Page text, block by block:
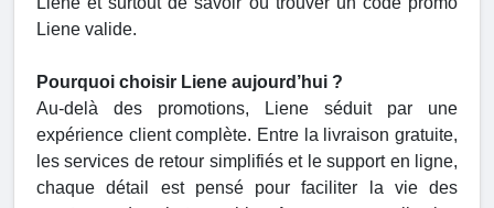
Liene valide.
Pourquoi choisir Liene aujourd’hui ?
Au-delà des promotions, Liene séduit par une
expérience client complète. Entre la livraison gratuite,
les services de retour simplifiés et le support en ligne,
chaque détail est pensé pour faciliter la vie des